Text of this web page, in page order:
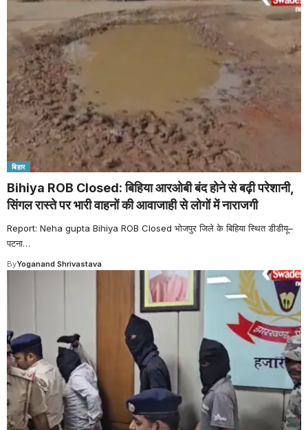
बिहार
Bihiya ROB Closed: बिहिया आरओबी बंद होने से बढ़ी परेशानी,
सिंगल रास्ते पर भारी वाहनों की आवाजाही से लोगों में नाराजगी
Report: Neha gupta Bihiya ROB Closed भोजपुर जिले के बिहिया स्थित डीडीयू–
पटना…
ByYoganand Shrivastava